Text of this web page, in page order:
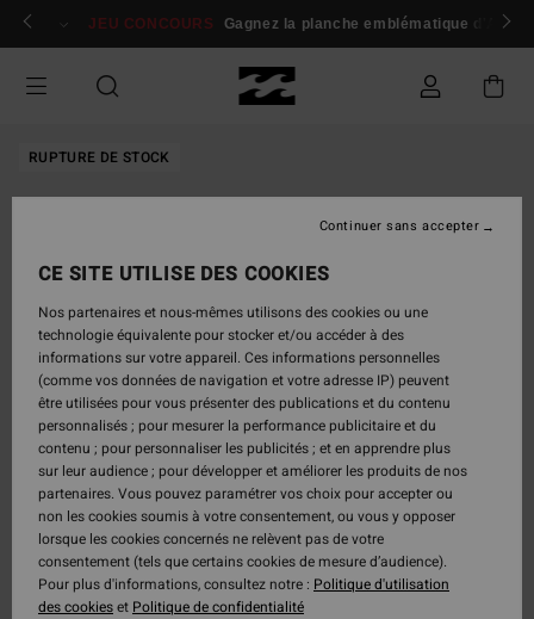
Passer
Se connecter / s'inscrire
JEU CONCOURS Gagnez la planche emblématique d'Andy
RUPTURE DE STOCK
CE SITE UTILISE DES COOKIES
Nos partenaires et nous-mêmes utilisons des cookies ou une
technologie équivalente pour stocker et/ou accéder à des
informations sur votre appareil. Ces informations personnelles
(comme vos données de navigation et votre adresse IP) peuvent
être utilisées pour vous présenter des publications et du contenu
personnalisés ; pour mesurer la performance publicitaire et du
contenu ; pour personnaliser les publicités ; et en apprendre plus
sur leur audience ; pour développer et améliorer les produits de nos
partenaires. Vous pouvez paramétrer vos choix pour accepter ou
non les cookies soumis à votre consentement, ou vous y opposer
lorsque les cookies concernés ne relèvent pas de votre
consentement (tels que certains cookies de mesure d’audience).
Pour plus d'informations, consultez notre : Politique d'utilisation
des cookieset Politique de confidentialité
Continuer sans accepter